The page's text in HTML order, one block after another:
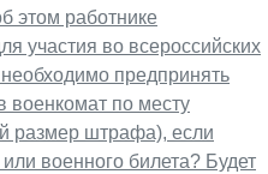
этом работнике
участия во всероссийских
предпринять
военкомат по месту
размер штрафа), если
военного билета? Будет